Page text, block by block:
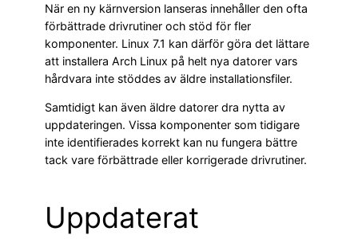
När en ny kärnversion lanseras innehåller den ofta
förbättrade drivrutiner och stöd för fler
komponenter. Linux 7.1 kan därför göra det lättare
att installera Arch Linux på helt nya datorer vars
hårdvara inte stöddes av äldre installationsfiler.
Samtidigt kan även äldre datorer dra nytta av
uppdateringen. Vissa komponenter som tidigare
inte identifierades korrekt kan nu fungera bättre
tack vare förbättrade eller korrigerade drivrutiner.
Uppdaterat